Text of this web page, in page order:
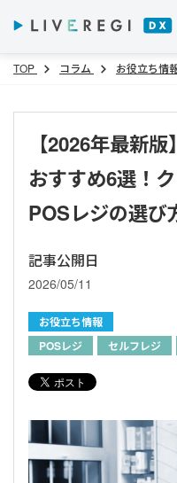
TOP コラム お役立ち情
【2026年最新
おすすめ6選！
POSレジの選び
記事公開日
2026/05/11
お役立ち情報
POSレジ
セルフレジ